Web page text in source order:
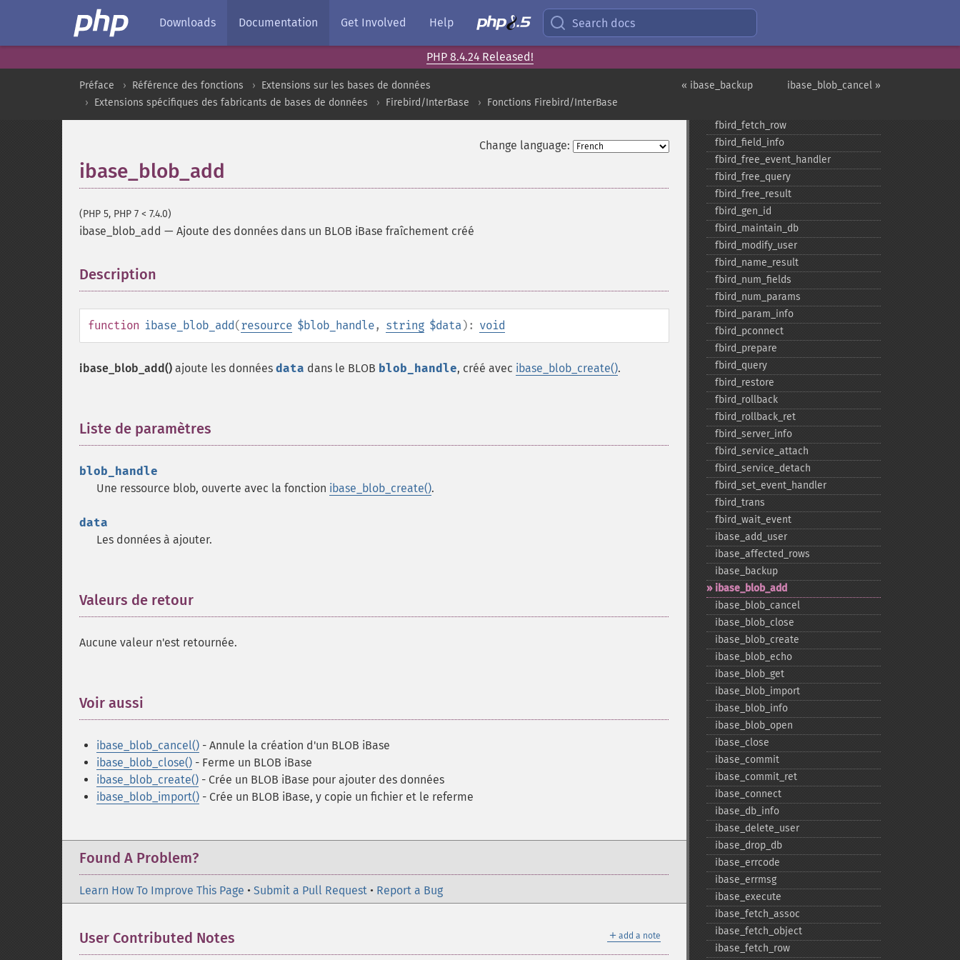
Downloads Documentation Get Involved Help Search docs
PHP 8.4.24 Released!
ibase_blob_cancel »
« ibase_backup
Préface Référence des fonctions
Extensions sur les bases de données
Extensions spécifiques des fabricants de bases de données
Firebird/InterBase Fonctions Firebird/InterBase
Change language:
ibase_blob_add
(PHP 5, PHP 7 < 7.4.0)
ibase_blob_add — Ajoute des données dans un BLOB iBase fraîchement créé
Description
function ibase_blob_add(resource $blob_handle, string $data): void
ibase_blob_add() ajoute les données data dans le BLOB blob_handle, créé avec ibase_blob_create().
Liste de paramètres
blob_handle
Une ressource blob, ouverte avec la fonction ibase_blob_create().
data
Les données à ajouter.
Valeurs de retour
Aucune valeur n'est retournée.
Voir aussi
ibase_blob_cancel() - Annule la création d'un BLOB iBase
ibase_blob_close() - Ferme un BLOB iBase
ibase_blob_create() - Crée un BLOB iBase pour ajouter des données
ibase_blob_import() - Crée un BLOB iBase, y copie un fichier et le referme
Found A Problem?
Learn How To Improve This Page • Submit a Pull Request • Report a Bug
＋ add a note
User Contributed Notes
fbird_​errcode
fbird_​fetch_​assoc
fbird_​fetch_​row
fbird_​field_​info
fbird_​free_​event_​handler
fbird_​free_​query
fbird_​free_​result
fbird_​gen_​id
fbird_​maintain_​db
fbird_​modify_​user
fbird_​name_​result
fbird_​num_​fields
fbird_​num_​params
fbird_​param_​info
fbird_​pconnect
fbird_​prepare
fbird_​query
fbird_​restore
fbird_​rollback
fbird_​rollback_​ret
fbird_​server_​info
fbird_​service_​attach
fbird_​service_​detach
fbird_​set_​event_​handler
fbird_​trans
fbird_​wait_​event
ibase_​add_​user
ibase_​affected_​rows
ibase_​backup
ibase_​blob_​add
ibase_​blob_​cancel
ibase_​blob_​close
ibase_​blob_​create
ibase_​blob_​echo
ibase_​blob_​get
ibase_​blob_​import
ibase_​blob_​info
ibase_​blob_​open
ibase_​close
ibase_​commit
ibase_​commit_​ret
ibase_​connect
ibase_​db_​info
ibase_​delete_​user
ibase_​drop_​db
ibase_​errcode
ibase_​errmsg
ibase_​execute
ibase_​fetch_​assoc
ibase_​fetch_​object
ibase_​fetch_​row